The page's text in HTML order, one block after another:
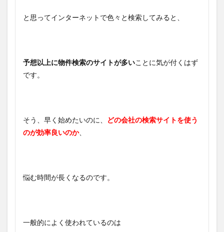
と思ってインターネットで色々と検索してみると、
予想以上に物件検索のサイトが多いことに気が付くはず
です。
そう、早く始めたいのに、
どの会社の検索サイトを使う
のが効率良いのか、
悩む時間が長くなるのです。
一般的によく使われているのは